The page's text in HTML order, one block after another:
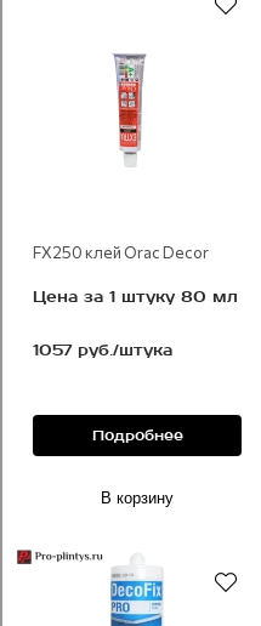
FX250 клей Orac Decor
Цена за 1 штуку 80 мл
1057 руб./штука
Подробнее
В корзину